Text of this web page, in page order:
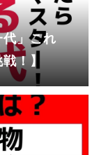
代」これ
！】